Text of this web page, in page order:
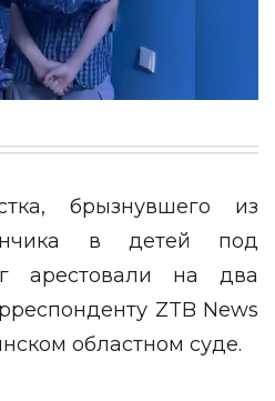
брызнувшего из
в детей под
арестовали на два
ZTB News
областном суде.